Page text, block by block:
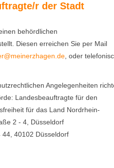
r der Stadt
behördlichen
Diesen erreichen Sie per Mail
, oder
Angelegenheiten
Landesbeauftragte für den
für das Land Nordrhein-
2 - 4, Düsseldorf
44, 40102 Düsseldorf